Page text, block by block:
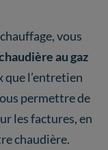
vous
au gaz
que l’entretien
permettre de
les factures, en
chaudière.